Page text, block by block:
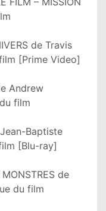
de Travis
[Prime Video]
Andrew
film
Baptiste
[Blu-ray]
de
du film